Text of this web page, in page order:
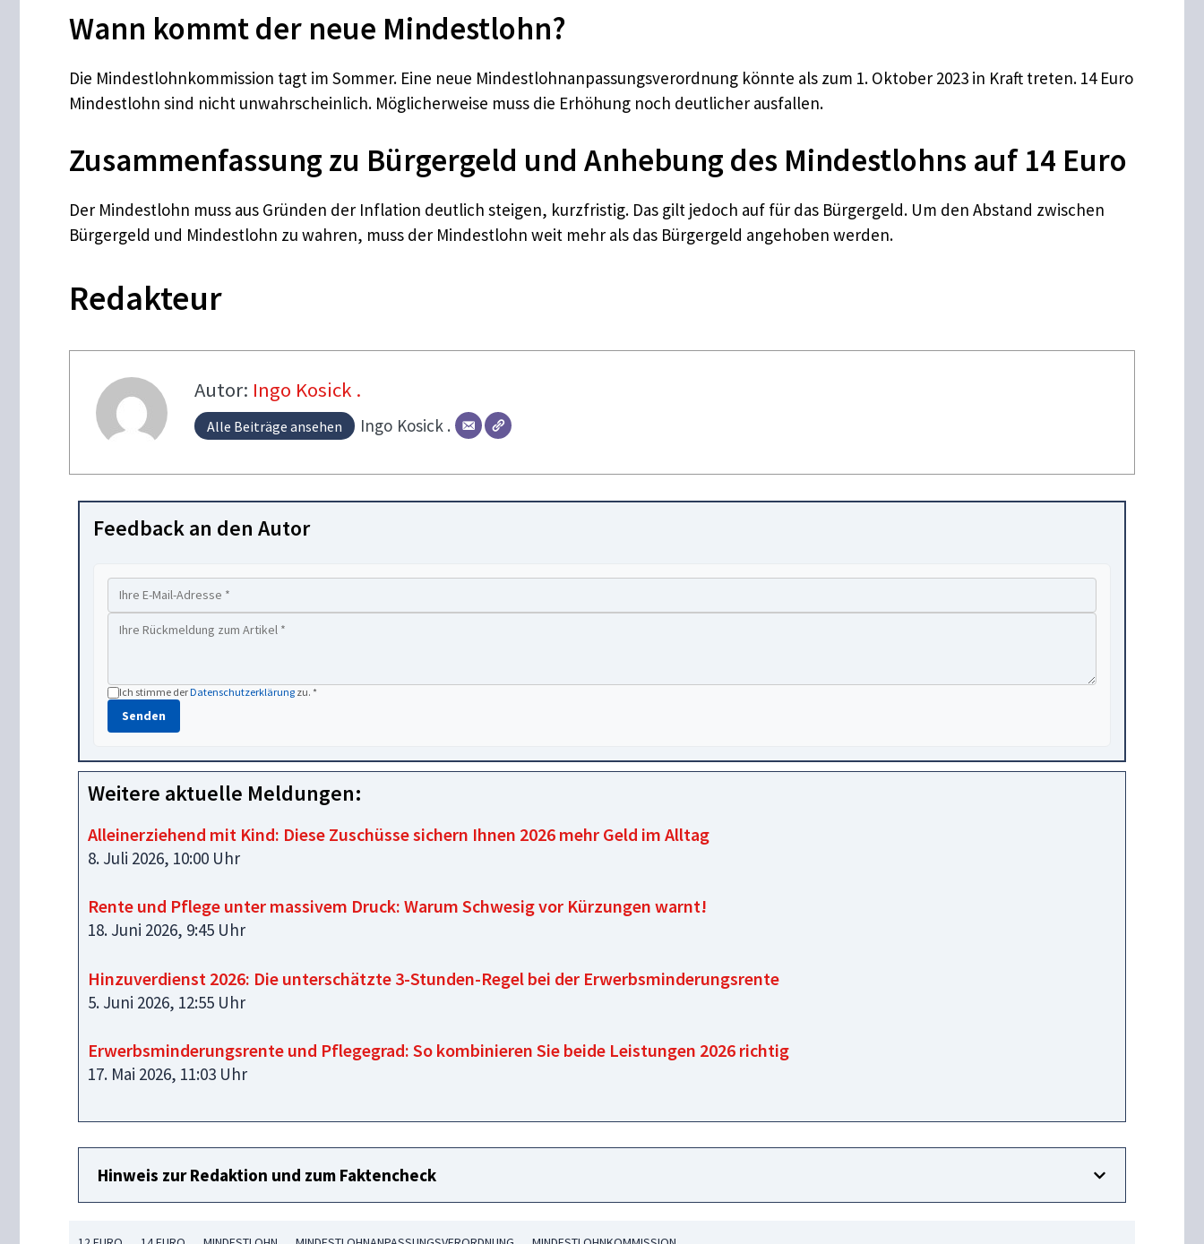
Wann kommt der neue Mindestlohn?
Die Mindestlohnkommission tagt im Sommer. Eine neue Mindestlohnanpassungsverordnung könnte als zum 1. Oktober 2023 in Kraft treten. 14 Euro
Mindestlohn sind nicht unwahrscheinlich. Möglicherweise muss die Erhöhung noch deutlicher ausfallen.
Zusammenfassung zu Bürgergeld und Anhebung des Mindestlohns auf 14 Euro
Der Mindestlohn muss aus Gründen der Inflation deutlich steigen, kurzfristig. Das gilt jedoch auf für das Bürgergeld. Um den Abstand zwischen
Bürgergeld und Mindestlohn zu wahren, muss der Mindestlohn weit mehr als das Bürgergeld angehoben werden.
Redakteur
Autor: Ingo Kosick .
Alle Beiträge ansehen Ingo Kosick .
Feedback an den Autor
Ich stimme derDatenschutzerklärung zu. *
Senden
Weitere aktuelle Meldungen:
Alleinerziehend mit Kind: Diese Zuschüsse sichern Ihnen 2026 mehr Geld im Alltag
8. Juli 2026, 10:00 Uhr
Rente und Pflege unter massivem Druck: Warum Schwesig vor Kürzungen warnt!
18. Juni 2026, 9:45 Uhr
Hinzuverdienst 2026: Die unterschätzte 3-Stunden-Regel bei der Erwerbsminderungsrente
5. Juni 2026, 12:55 Uhr
Erwerbsminderungsrente und Pflegegrad: So kombinieren Sie beide Leistungen 2026 richtig
17. Mai 2026, 11:03 Uhr
Hinweis zur Redaktion und zum Faktencheck